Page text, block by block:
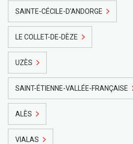
SAINTE-CÉCILE-D'ANDORGE
LE COLLET-DE-DÈZE
UZÈS
SAINT-ÉTIENNE-VALLÉE-FRANÇAISE
ALÈS
VIALAS